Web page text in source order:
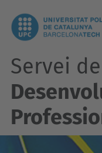
Servei de